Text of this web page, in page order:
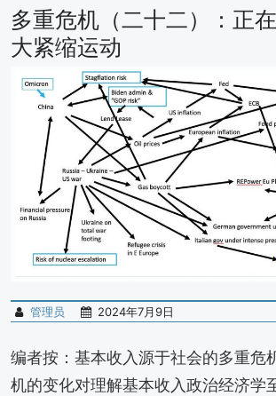
多重危机（二十二）：正
大紧缩运动
管理员 2024年7月9日
编者按：基本收入源于社会的多重危
机的变化对理解基本收入政治经济学